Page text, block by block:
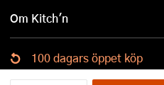
Om Kitch'n
100 dagars öppet köp
Ladda ned Kitch´n-appen